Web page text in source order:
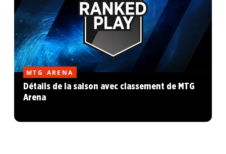
MTG ARENA
Détails de la saison avec classement de MTG
Arena